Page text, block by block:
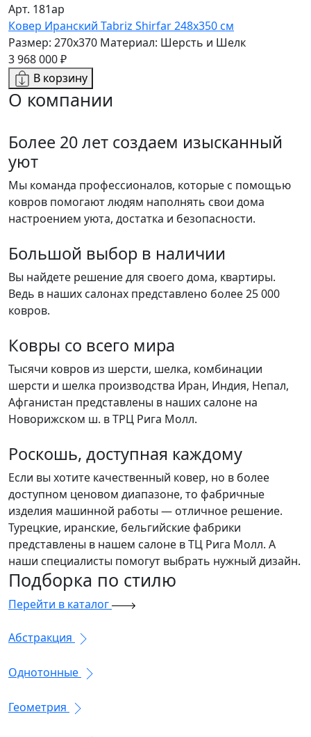
Арт. 181ар
Ковер Иранский Tabriz Shirfar 248x350 см
Размер: 270x370 Материал: Шерсть и Шелк
3 968 000 ₽
В корзину
О компании
Более 20 лет создаем изысканный
уют
Мы команда профессионалов, которые с помощью
ковров помогают людям наполнять свои дома
настроением уюта, достатка и безопасности.
Большой выбор в наличии
Вы найдете решение для своего дома, квартиры.
Ведь в наших салонах представлено более 25 000
ковров.
Ковры со всего мира
Тысячи ковров из шерсти, шелка, комбинации
шерсти и шелка производства Иран, Индия, Непал,
Афганистан представлены в наших салоне на
Новорижском ш. в ТРЦ Рига Молл.
Роскошь, доступная каждому
Если вы хотите качественный ковер, но в более
доступном ценовом диапазоне, то фабричные
изделия машинной работы — отличное решение.
Турецкие, иранские, бельгийские фабрики
представлены в нашем салоне в ТЦ Рига Молл. А
наши специалисты помогут выбрать нужный дизайн.
Подборка по стилю
Перейти в каталог
Абстракция
Однотонные
Геометрия